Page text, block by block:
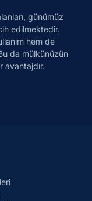
günümüz
edilmektedir.
hem de
da mülkünüzün
avantajdır.